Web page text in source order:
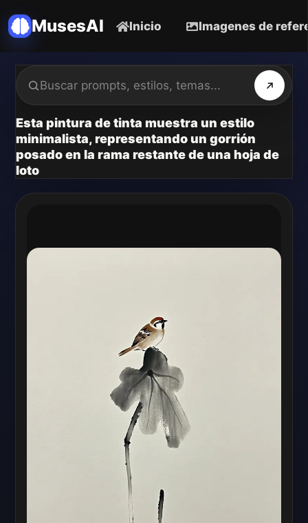
MusesAI Inicio Imagenes de
Esta pintura de tinta muestra un estilo
minimalista, representando un gorrión
posado en la rama restante de una hoja de
loto